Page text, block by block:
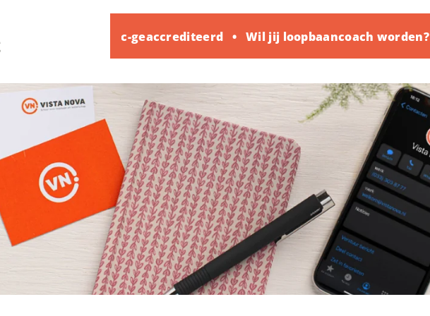
Noloc-geaccrediteerd Wil jij loopbaancoach worden?